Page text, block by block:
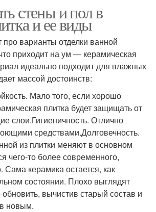
стены и пол в
и ее виды
про варианты отделки ванной
приходит на ум — керамическая
идеально подходит для влажных
массой достоинств:
Мало того, если хорошо
плитка будет защищать от
слои.Гигиеничность. Отлично
средствами.Долговечность.
из плитки меняют в основном
чего-то более современного,
Сама керамика остается, как
состоянии. Плохо выглядят
вычистив старый состав и
новым.